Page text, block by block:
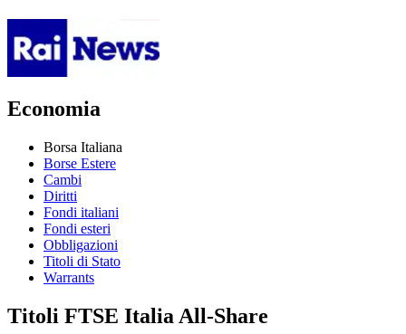
Economia
Borsa Italiana
Borse Estere
Cambi
Diritti
Fondi italiani
Fondi esteri
Obbligazioni
Titoli di Stato
Warrants
Titoli FTSE Italia All-Share